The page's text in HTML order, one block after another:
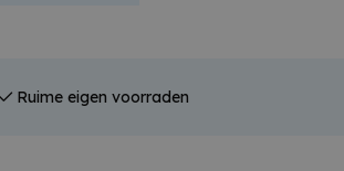
Ruime eigen voorraden